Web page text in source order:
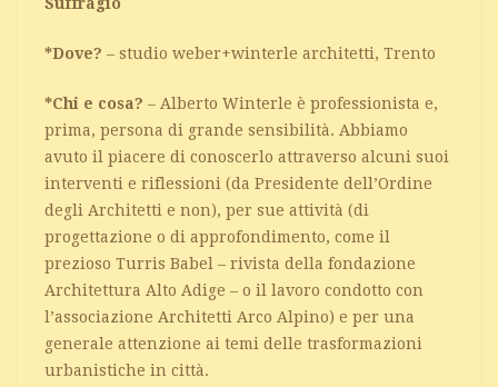
*Dove? – studio weber+winterle architetti, Trento
*Chi e cosa? – Alberto Winterle è professionista e,
prima, persona di grande sensibilità. Abbiamo
avuto il piacere di conoscerlo attraverso alcuni suoi
interventi e riflessioni (da Presidente dell’Ordine
degli Architetti e non), per sue attività (di
progettazione o di approfondimento, come il
prezioso Turris Babel – rivista della fondazione
Architettura Alto Adige – o il lavoro condotto con
l’associazione Architetti Arco Alpino) e per una
generale attenzione ai temi delle trasformazioni
urbanistiche in città.